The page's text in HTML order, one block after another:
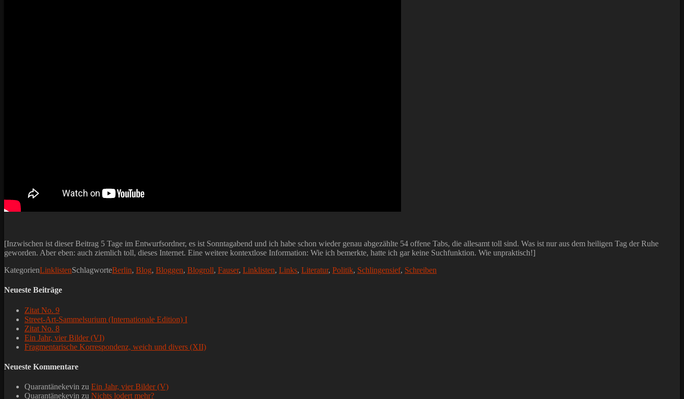
[Inzwischen ist dieser Beitrag 5 Tage im Entwurfsordner, es ist Sonntagabend und ich habe schon wieder genau abgezählte 54 offene Tabs, die allesamt toll sind. Was ist nur aus dem heiligen Tag der Ruhe
geworden. Aber eben: auch ziemlich toll, dieses Internet. Eine weitere kontextlose Information: Wie ich bemerkte, hatte ich gar keine Suchfunktion. Wie unpraktisch!]
KategorienLinklistenSchlagworteBerlin, Blog, Bloggen, Blogroll, Fauser, Linklisten, Links, Literatur, Politik, Schlingensief, Schreiben
Neueste Beiträge
Zitat No. 9
Street-Art-Sammelsurium (Internationale Edition) I
Zitat No. 8
Ein Jahr, vier Bilder (VI)
Fragmentarische Korrespondenz, weich und divers (XII)
Neueste Kommentare
Quarantänekevin zu Ein Jahr, vier Bilder (V)
Quarantänekevin zu Nichts lodert mehr?